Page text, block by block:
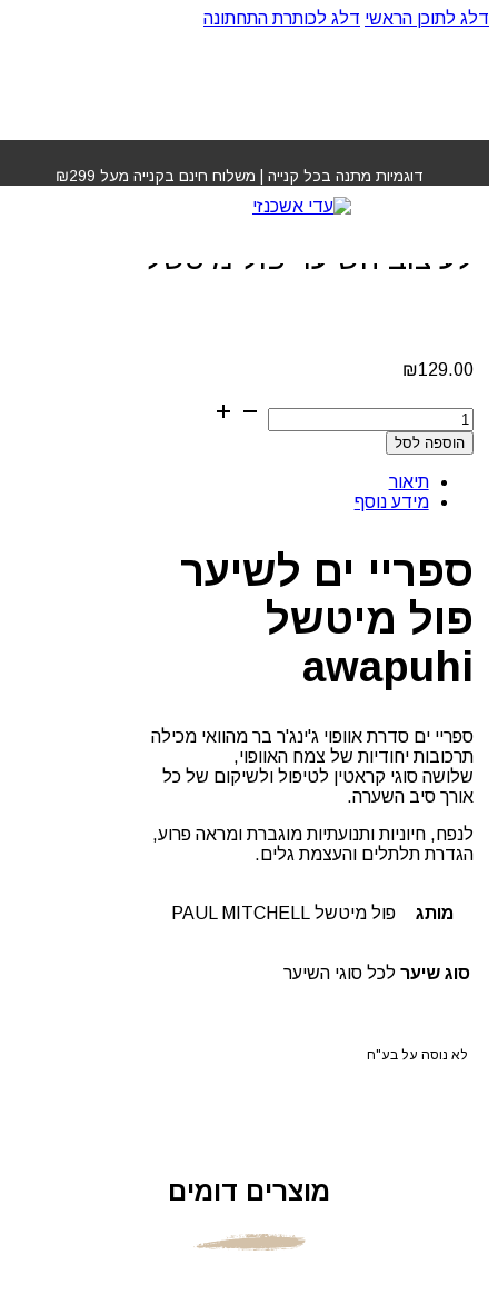
דלג לתוכן הראשי דלג לכותרת התחתונה
דוגמיות מתנה בכל קנייה | משלוח חינם בקנייה מעל ₪299מיטשל
ספריי ים AWAPUHI
לעיצוב השיער פול מיטשל
₪129.00
כמות
של
ספריי
AWAPUHI
לעיצוב
מיטשל
הוספה לסל
תיאור
מידע נוסף
ספריי ים לשיער
פול מיטשל
awapuhi
ספריי ים סדרת אוופוי ג'ינג'ר בר מהוואי מכילה
תרכובות יחודיות של צמח האוופוי,
שלושה סוגי קראטין לטיפול ולשיקום של כל
אורך סיב השערה.
לנפח, חיוניות ותנועתיות מוגברת ומראה פרוע,
הגדרת תלתלים והעצמת גלים.
מותג פול מיטשל PAUL MITCHELL
סוג שיער לכל סוגי השיער
לא נוסה על בע"ח
מוצרים דומים